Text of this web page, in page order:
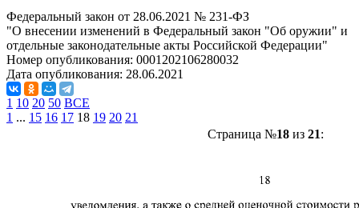
Федеральный закон от 28.06.2021 № 231-ФЗ
"О внесении изменений в Федеральный закон "Об оружии" и
отдельные законодательные акты Российской Федерации"
Номер опубликования: 0001202106280032
Дата опубликования: 28.06.2021
1 10 20 50 ВСЕ
1 ... 15 16 17 18 19 20 21
Страница №18из 21: